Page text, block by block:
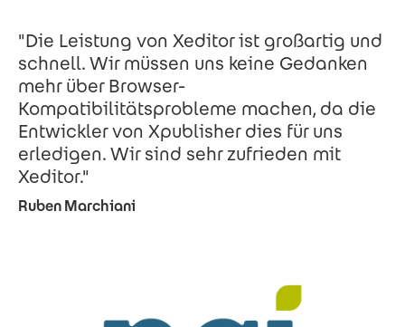
"Die Leistung von Xeditor ist großartig und
schnell. Wir müssen uns keine Gedanken
mehr über Browser-
Kompatibilitätsprobleme machen, da die
Entwickler von Xpublisher dies für uns
erledigen. Wir sind sehr zufrieden mit
Xeditor."
Ruben Marchiani